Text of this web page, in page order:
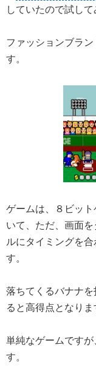
していたので試して
ファッションブラン
す。
ゲームは、８ビッ
いて、ただ、画面
ルにタイミングを
す。
落ちてくるバナナ
ると高得点となりま
単純なゲームです
す。